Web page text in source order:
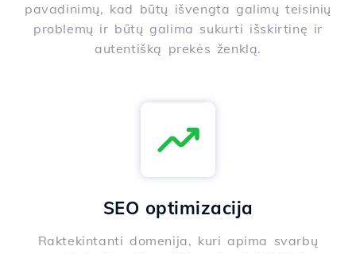
pavadinimų, kad būtų išvengta galimų teisinių
problemų ir būtų galima sukurti išskirtinę ir
autentišką prekės ženklą.
SEO optimizacija
Raktekintanti domenija, kuri apima svarbų